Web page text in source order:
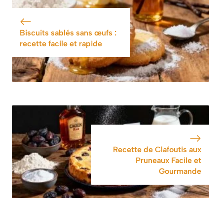
Savoureuse
Biscuits sablés sans œufs :
recette facile et rapide
Recette de Clafoutis aux
Pruneaux Facile et
Gourmande